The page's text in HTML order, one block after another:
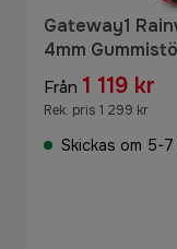
Gateway1
4mm
Från 1 119 kr
Rek. pris 1 299 kr
Skickas om 5-